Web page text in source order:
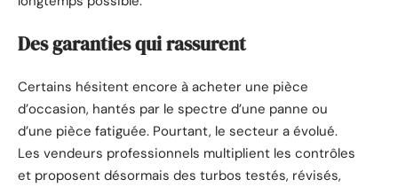
Des garanties qui rassurent
Certains hésitent encore à acheter une pièce
d’occasion, hantés par le spectre d’une panne ou
d’une pièce fatiguée. Pourtant, le secteur a évolué.
Les vendeurs professionnels multiplient les contrôles
et proposent désormais des turbos testés, révisés,